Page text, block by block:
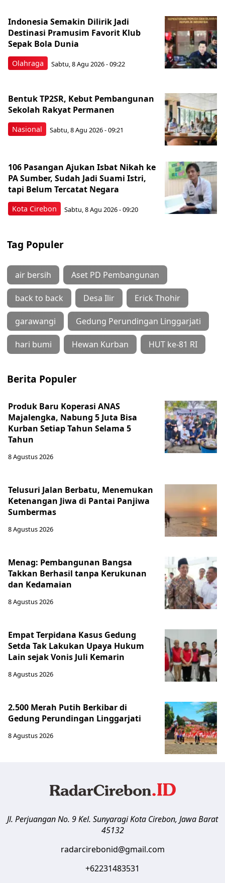
Olahraga
Indonesia Semakin Dilirik Jadi
Destinasi Pramusim Favorit Klub
Sepak Bola Dunia
Sabtu, 8 Agu 2026 - 09:22
Nasional
Bentuk TP2SR, Kebut Pembangunan
Sekolah Rakyat Permanen
Sabtu, 8 Agu 2026 - 09:21
Kota Cirebon
106 Pasangan Ajukan Isbat Nikah ke
PA Sumber, Sudah Jadi Suami Istri,
tapi Belum Tercatat Negara
Sabtu, 8 Agu 2026 - 09:20
Tag Populer
air bersih Aset PD Pembangunan
back to back Desa Ilir Erick Thohir
garawangi Gedung Perundingan Linggarjati
hari bumi Hewan Kurban HUT ke-81 RI
Berita Populer
Produk Baru Koperasi ANAS
Majalengka, Nabung 5 Juta Bisa
Kurban Setiap Tahun Selama 5
Tahun
8 Agustus 2026
Telusuri Jalan Berbatu, Menemukan
Ketenangan Jiwa di Pantai Panjiwa
Sumbermas
8 Agustus 2026
Menag: Pembangunan Bangsa
Takkan Berhasil tanpa Kerukunan
dan Kedamaian
8 Agustus 2026
Empat Terpidana Kasus Gedung
Setda Tak Lakukan Upaya Hukum
Lain sejak Vonis Juli Kemarin
8 Agustus 2026
2.500 Merah Putih Berkibar di
Gedung Perundingan Linggarjati
8 Agustus 2026
Jl. Perjuangan No. 9 Kel. SunyaragiKota Cirebon, Jawa Barat
45132
radarcirebonid@gmail.com
+62231483531